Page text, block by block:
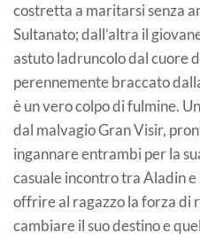
costretta a maritarsi senza
Sultanato; dall’altra il
astuto ladruncolo dal cuore
perennemente braccato
è un vero colpo di fulmine.
dal malvagio Gran Visir,
ingannare entrambi per la
casuale incontro tra Aladin
offrire al ragazzo la forza di
cambiare il suo destino e